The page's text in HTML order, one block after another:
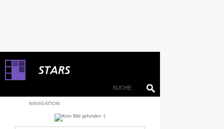
NAVIGATION